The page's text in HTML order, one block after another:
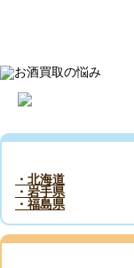
・北海道
・岩手県
・福島県